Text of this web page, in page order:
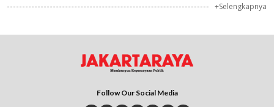
+Selengkapnya
Follow Our Social Media